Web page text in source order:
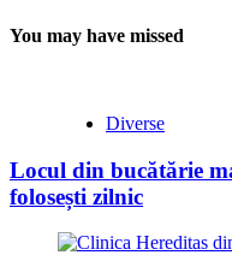
You may have missed
Diverse
Locul din bucătărie
folosești zilnic